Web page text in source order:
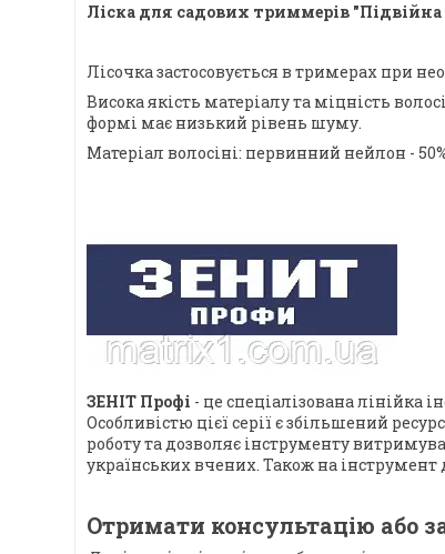
Ліска для садових триммерів
Лісочка застосовується в тримерах при
Висока якість матеріалу та міцність
формі має низький рівень шуму.
Матеріал волосіні: первинний нейлон -
ЗЕНІТ Профі - це спеціалізована
Особливістю цієї серії є збільшений
роботу та дозволяє інструменту
українських вчених. Також на
Отримати консультацію або